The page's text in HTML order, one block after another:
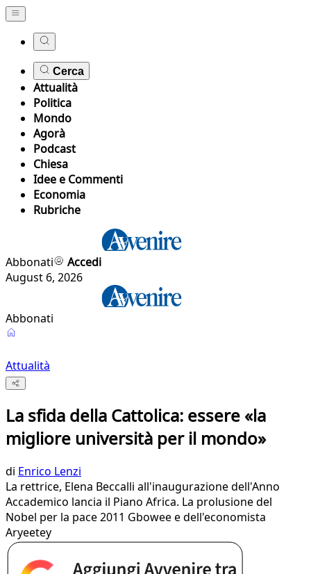
Cerca
Attualità
Politica
Mondo
Agorà
Podcast
Chiesa
Idee e Commenti
Economia
Rubriche
Abbonati
Accedi
August 6, 2026
Abbonati
Attualità
La sfida della Cattolica: essere «la
migliore università per il mondo»
di Enrico Lenzi
La rettrice, Elena Beccalli all'inaugurazione dell'Anno
Accademico lancia il Piano Africa. La prolusione del
Nobel per la pace 2011 Gbowee e dell'economista
Aryeetey